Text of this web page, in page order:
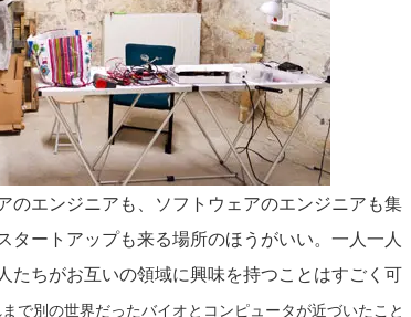
エンジニアも、ソフトウェアのエンジニアも集
タートアップも来る場所のほうがいい。一人一人
たちがお互いの領域に興味を持つことはすごく可
で別の世界だったバイオとコンピュータが近づいたこと